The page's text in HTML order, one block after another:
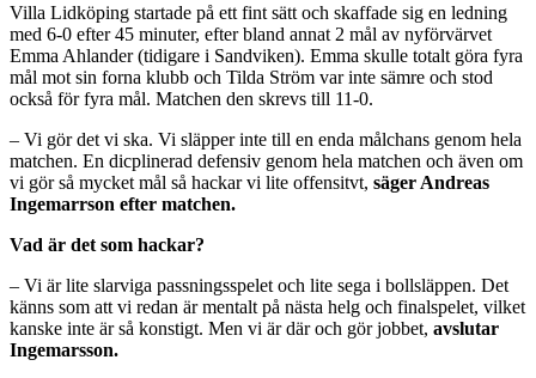
Villa Lidköping startade på ett fint sätt och skaffade sig en ledning
med 6-0 efter 45 minuter, efter bland annat 2 mål av nyförvärvet
Emma Ahlander (tidigare i Sandviken). Emma skulle totalt göra fyra
mål mot sin forna klubb och Tilda Ström var inte sämre och stod
också för fyra mål. Matchen den skrevs till 11-0.
– Vi gör det vi ska. Vi släpper inte till en enda målchans genom hela
matchen. En dicplinerad defensiv genom hela matchen och även om
vi gör så mycket mål så hackar vi lite offensitvt, säger Andreas
Ingemarrson efter matchen.
Vad är det som hackar?
– Vi är lite slarviga passningsspelet och lite sega i bollsläppen. Det
känns som att vi redan är mentalt på nästa helg och finalspelet, vilket
kanske inte är så konstigt. Men vi är där och gör jobbet, avslutar
Ingemarsson.